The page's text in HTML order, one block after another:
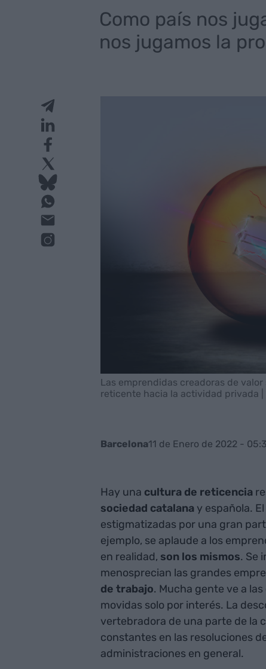
Como país nos
nos jugamos la
Las emprendidas creadoras de
reticente hacia la actividad privada |
Barcelona11 de Enero de 2022 -
Hay una cultura de reticencia
sociedad catalanay española.
estigmatizadas por una gran
ejemplo, se aplaude a los
en realidad, son los mismos. Se
menosprecian las grandes
de trabajo. Mucha gente ve a
movidas solo por interés. La
vertebradora de una parte de la
constantes en las resoluciones
administraciones en general.